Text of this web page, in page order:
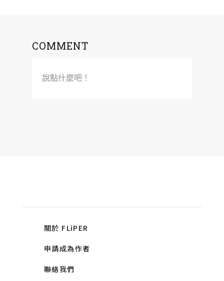
COMMENT
說點什麼吧！
關於 FLiPER
申請成為作者
聯絡我們